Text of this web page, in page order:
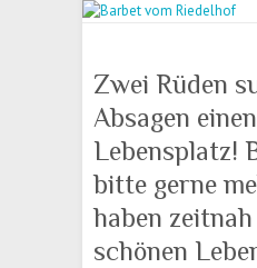
Zwei Rüden
Absagen einen
Lebensplatz!
bitte gerne
haben
schönen